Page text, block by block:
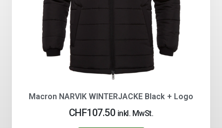
Macron NARVIK WINTERJACKE Black + Logo
CHF107.50 inkl. MwSt.